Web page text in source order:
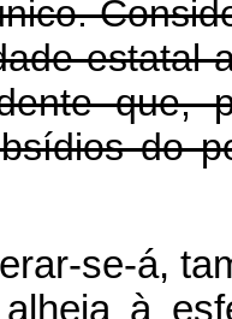
estatal
que,
do
se-á,
à